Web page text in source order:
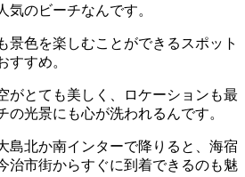
気のビーチなんです。
景色を楽しむことができるスポット
すすめ。
がとても美しく、ロケーションも最
光景にも心が洗われるんです。
島北か南インターで降りると、海宿
治市街からすぐに到着できるのも魅